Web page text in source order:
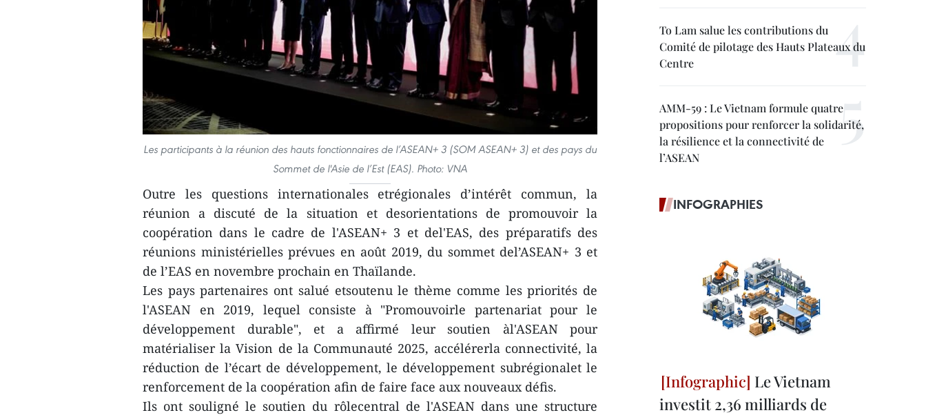
Les participants à la réunion des hauts fonctionnaires de l’ASEAN+ 3 (SOM ASEAN+ 3) et des pays du
Sommet de l'Asie de l’Est (EAS). Photo: VNA
Outre les questions internationales etrégionales d’intérêt commun, la
réunion a discuté de la situation et desorientations de promouvoir la
coopération dans le cadre de l'ASEAN+ 3 et del'EAS, des préparatifs des
réunions ministérielles prévues en août 2019, du sommet del’ASEAN+ 3 et
de l’EAS en novembre prochain en Thaïlande.
Les pays partenaires ont salué etsoutenu le thème comme les priorités de
l'ASEAN en 2019, lequel consiste à "Promouvoirle partenariat pour le
développement durable", et a affirmé leur soutien àl'ASEAN pour
matérialiser la Vision de la Communauté 2025, accélérerla connectivité, la
réduction de l’écart de développement, le développement subrégionalet le
renforcement de la coopération afin de faire face aux nouveaux défis.
Ils ont souligné le soutien du rôlecentral de l'ASEAN dans une structure
To Lam salue les contributions du
Comité de pilotage des Hauts Plateaux du
Centre
AMM-59 : Le Vietnam formule quatre
propositions pour renforcer la solidarité,
la résilience et la connectivité de
l’ASEAN
INFOGRAPHIES
Le Vietnam
investit 2,36 milliards de